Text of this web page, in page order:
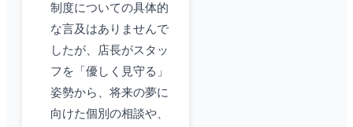
制度についての具体的
な言及はありませんで
したが、店長がスタッ
フを「優しく見守る」
姿勢から、将来の夢に
向けた個別の相談や、